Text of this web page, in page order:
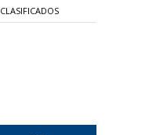
CLASIFICADOS